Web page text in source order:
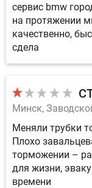
сервис bmw
на протяжении
качественно,
сдела
Минск,
Меняли трубки
Плохо
торможении –
для жизни,
времени